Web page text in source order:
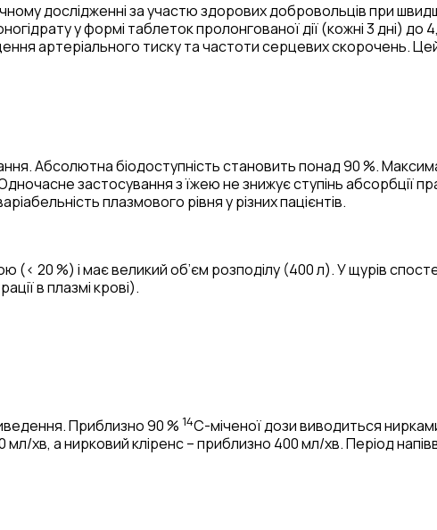
дослідженні за участю здорових добровольців при
у формі таблеток пролонгованої дії (кожні 3 дні) до
артеріального тиску та частоти серцевих скорочень.
Абсолютна біодоступність становить понад 90 %.
застосування з їжею не знижує ступінь абсорбції
плазмового рівня у різних пацієнтів.
20 %) і має великий об’єм розподілу (400 л). У щурів
в плазмі крові).
Приблизно 90 % 14C-міченої дози виводиться
мл/хв, а нирковий кліренс – приблизно 400 мл/хв. Період